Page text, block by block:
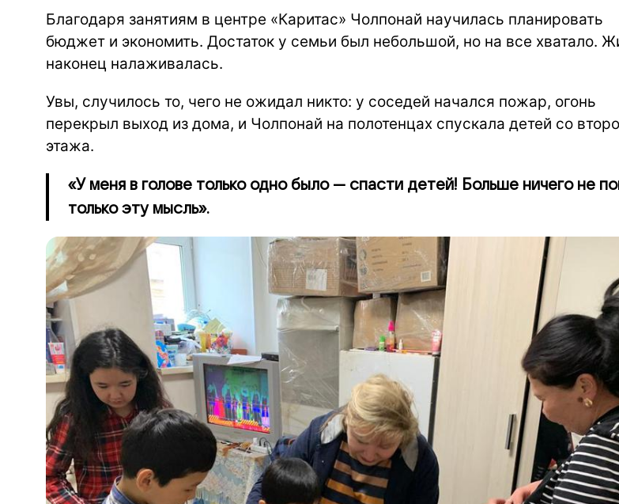
Благодаря занятиям в центре «Каритас» Чолпонай научилась планировать
бюджет и экономить. Достаток у семьи был небольшой, но на все хватало.
наконец налаживалась.
Увы, случилось то, чего не ожидал никто: у соседей начался пожар, огонь
перекрыл выход из дома, и Чолпонай на полотенцах спускала детей со
этажа.
«У меня в голове только одно было — спасти детей! Больше ничего не
только эту мысль».